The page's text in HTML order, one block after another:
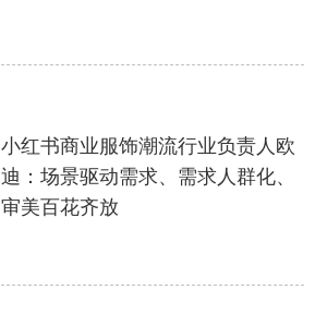
小红书商业服饰潮流行业负责人欧
迪：场景驱动需求、需求人群化、
审美百花齐放